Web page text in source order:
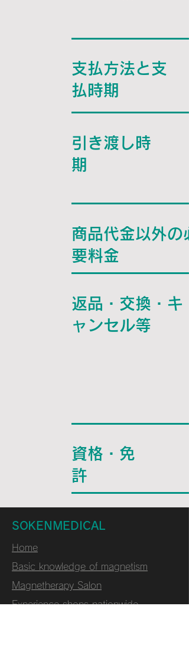
支払方法と支
払時期
引き渡し時
期
商品代金以外の
要料金
返品・交換・キ
ャンセル等
資格・免
許
SOKENMEDICAL
Home
Basic knowledge of magnetism
Magnetherapy Salon
​Experience shops nationwide